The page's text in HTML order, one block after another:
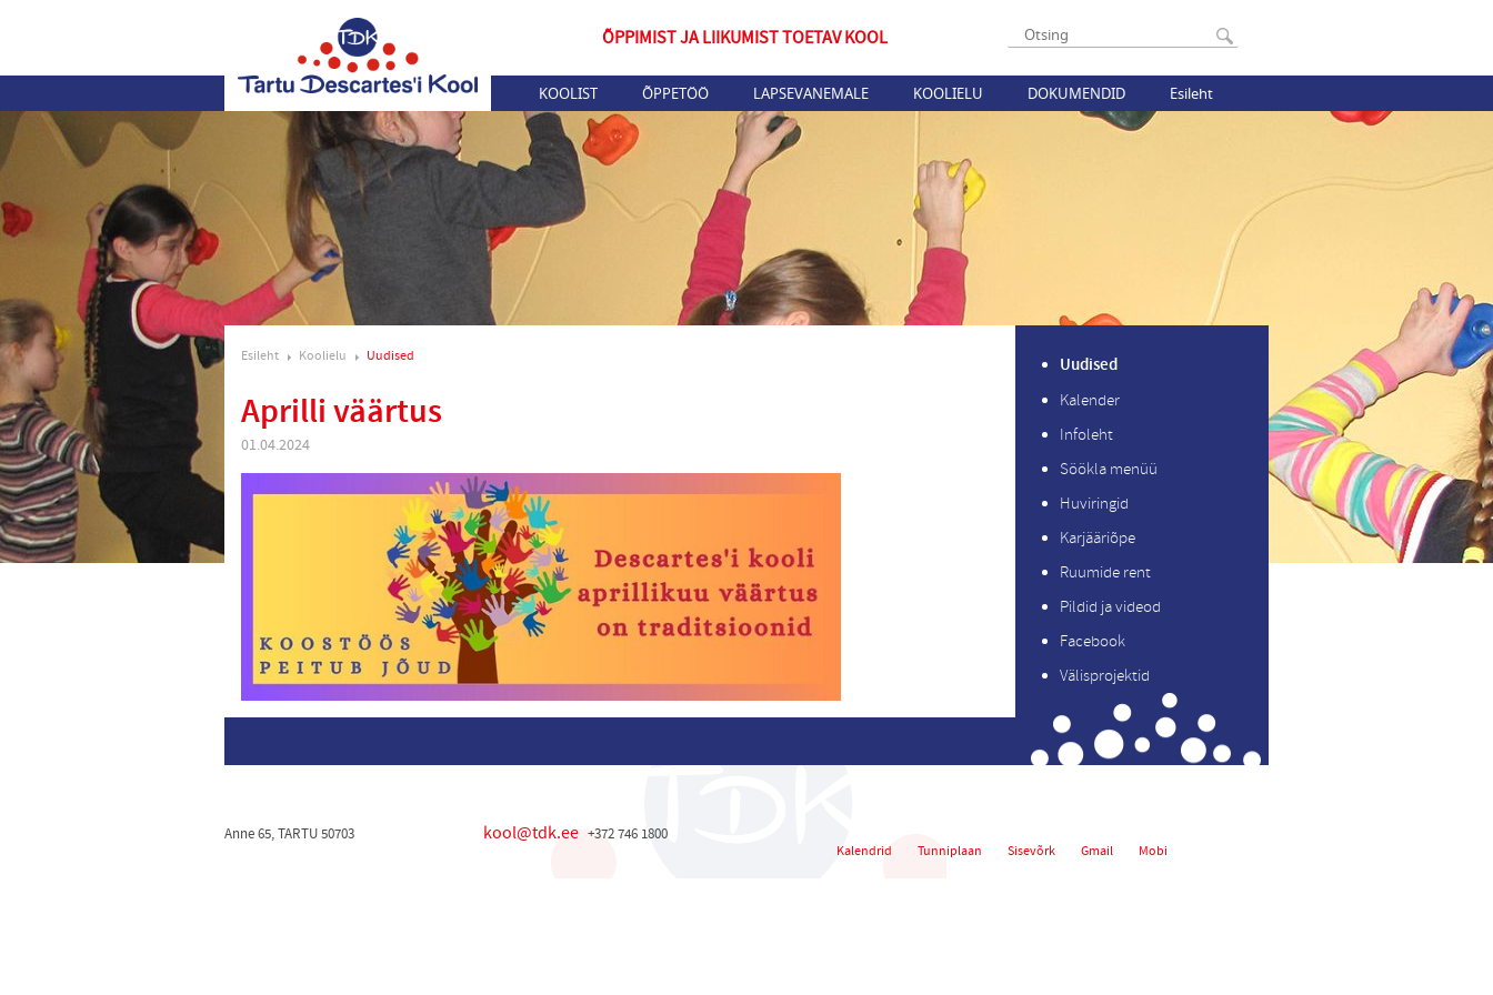
ÕPPIMIST JA LIIKUMIST TOETAV KOOL
KOOLIST ÕPPETÖÖ LAPSEVANEMALE KOOLIELU DOKUMENDID Esileht
Esileht Koolielu Uudised
Aprilli väärtus
01.04.2024
Uudised
Kalender
Infoleht
Söökla menüü
Huviringid
Karjääriõpe
Ruumide rent
Pildid ja videod
Facebook
Välisprojektid
Kalendrid Tunniplaan Sisevõrk Gmail Mobi
Anne 65, TARTU 50703 kool@tdk.ee +372 746 1800